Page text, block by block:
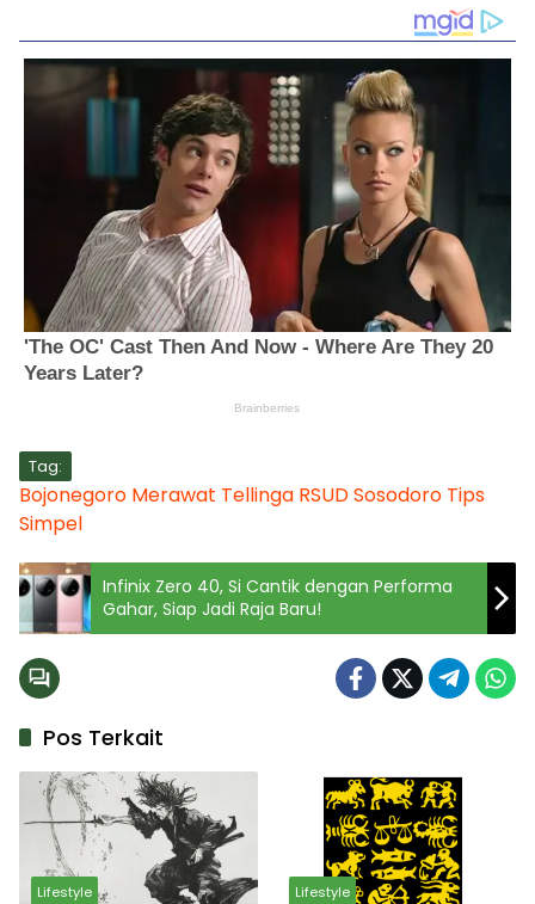
Tag:
Bojonegoro Merawat Tellinga RSUD Sosodoro Tips
Simpel
Infinix Zero 40, Si Cantik dengan Performa
Gahar, Siap Jadi Raja Baru!
Pos Terkait
Lifestyle Lifestyle